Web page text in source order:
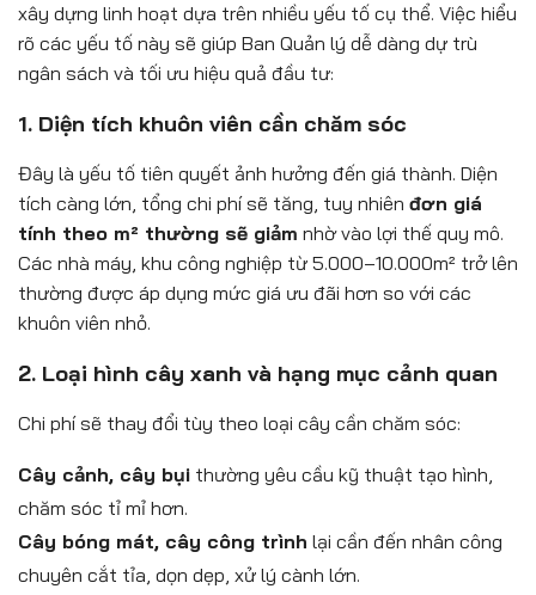
xây dựng linh hoạt dựa trên nhiều yếu tố cụ thể. Việc hiểu
rõ các yếu tố này sẽ giúp Ban Quản lý dễ dàng dự trù
ngân sách và tối ưu hiệu quả đầu tư:
1. Diện tích khuôn viên cần chăm sóc
Đây là yếu tố tiên quyết ảnh hưởng đến giá thành. Diện
tích càng lớn, tổng chi phí sẽ tăng, tuy nhiên đơn giá
tính theo m² thường sẽ giảm nhờ vào lợi thế quy mô.
Các nhà máy, khu công nghiệp từ 5.000–10.000m² trở lên
thường được áp dụng mức giá ưu đãi hơn so với các
khuôn viên nhỏ.
2. Loại hình cây xanh và hạng mục cảnh quan
Chi phí sẽ thay đổi tùy theo loại cây cần chăm sóc:
Cây cảnh, cây bụi thường yêu cầu kỹ thuật tạo hình,
chăm sóc tỉ mỉ hơn.
Cây bóng mát, cây công trình lại cần đến nhân công
chuyên cắt tỉa, dọn dẹp, xử lý cành lớn.